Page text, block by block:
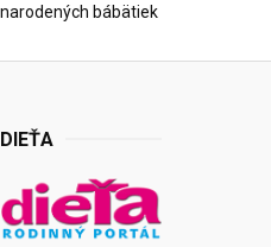
narodených bábätiek
DIEŤA